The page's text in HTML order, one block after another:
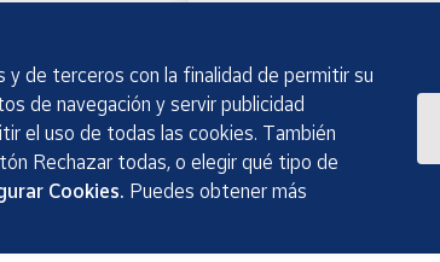
y de terceros con la finalidad de permitir su
de navegación y servir publicidad
el uso de todas las cookies. También
Rechazar todas, o elegir qué tipo de
Cookies. Puedes obtener más